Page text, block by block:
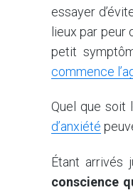
essayer
lieux par peur
petit
commence
Quel que soit
d’anxiété
Étant arrivés
conscience